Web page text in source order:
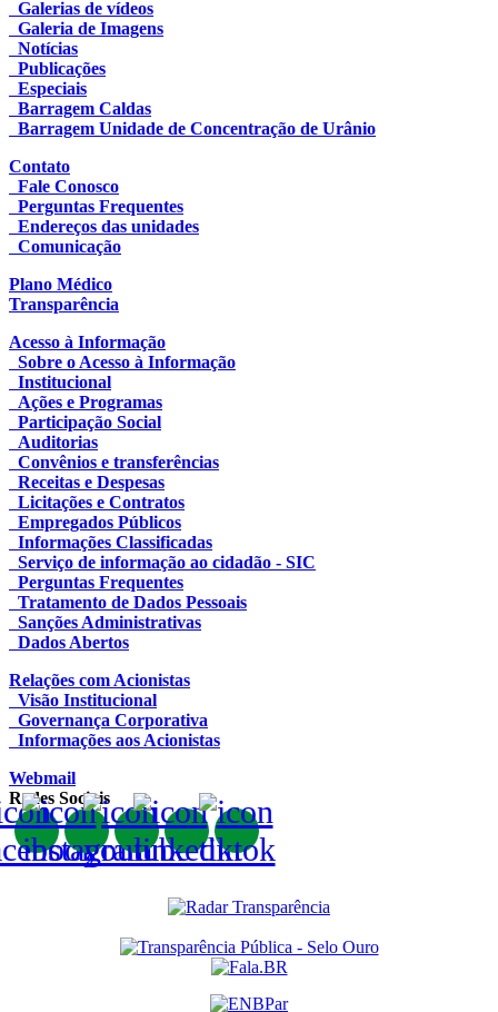
Galerias de vídeos
Galeria de Imagens
Notícias
Publicações
Especiais
Barragem Caldas
Barragem Unidade de Concentração de Urânio
Contato
Fale Conosco
Perguntas Frequentes
Endereços das unidades
Comunicação
Plano Médico
Transparência
Acesso à Informação
Sobre o Acesso à Informação
Institucional
Ações e Programas
Participação Social
Auditorias
Convênios e transferências
Receitas e Despesas
Licitações e Contratos
Empregados Públicos
Informações Classificadas
Serviço de informação ao cidadão - SIC
Perguntas Frequentes
Tratamento de Dados Pessoais
Sanções Administrativas
Dados Abertos
Relações com Acionistas
Visão Institucional
Governança Corporativa
Informações aos Acionistas
Webmail
Redes Sociais